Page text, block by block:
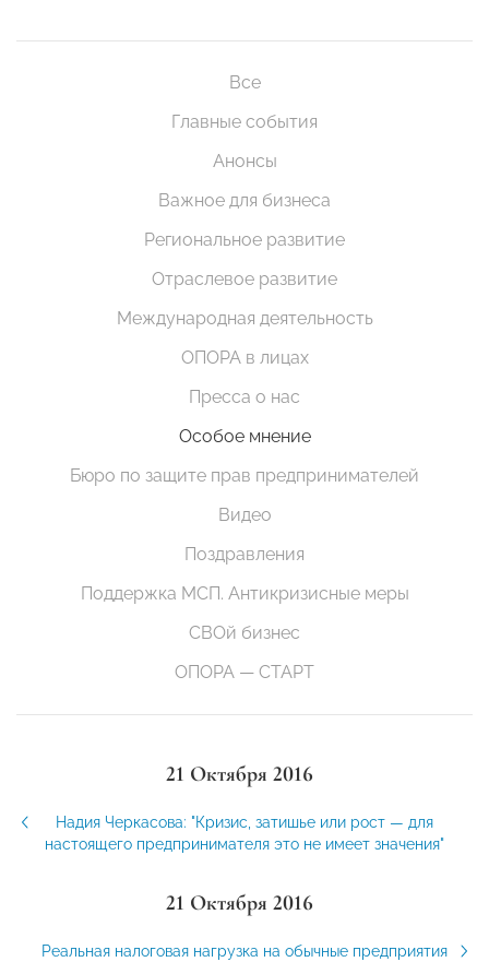
Все
Главные события
Анонсы
Важное для бизнеса
Региональное развитие
Отраслевое развитие
Международная деятельность
ОПОРА в лицах
Пресса о нас
Особое мнение
Бюро по защите прав предпринимателей
Видео
Поздравления
Поддержка МСП. Антикризисные меры
СВОй бизнес
ОПОРА — СТАРТ
21 Октября 2016
Надия Черкасова: "Кризис, затишье или рост — для
настоящего предпринимателя это не имеет значения"
21 Октября 2016
Реальная налоговая нагрузка на обычные предприятия